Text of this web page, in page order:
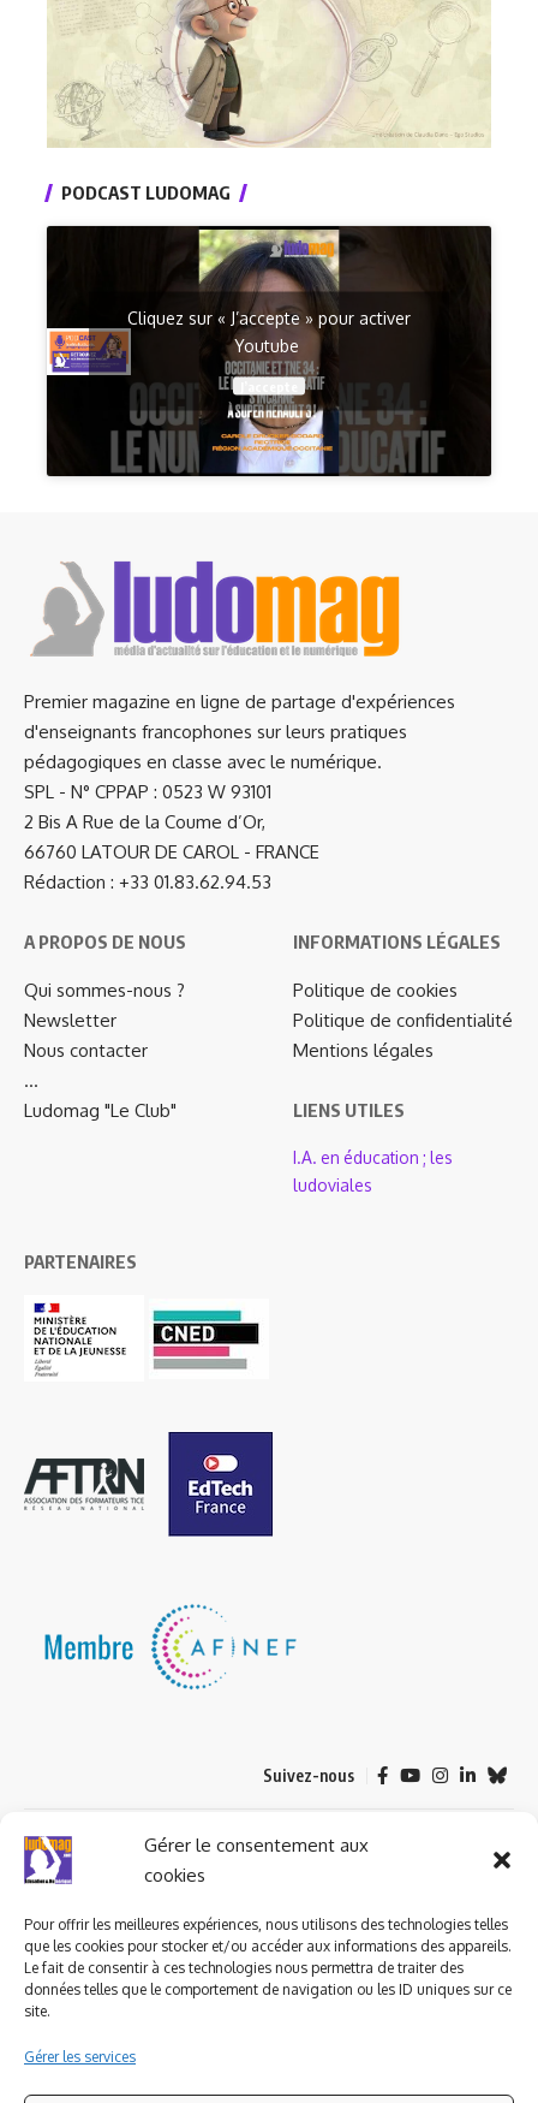
Gérer le consentement aux
cookies
Pour offrir les meilleures expériences, nous utilisons des technologies telles
que les cookies pour stocker et/ou accéder aux informations des appareils.
Le fait de consentir à ces technologies nous permettra de traiter des
données telles que le comportement de navigation ou les ID uniques sur ce
site.
Gérer les services
PODCAST LUDOMAG
Cliquez sur « J’accepte » pour activer
Youtube
Premier magazine en ligne de partage d'expériences
d'enseignants francophones sur leurs pratiques
pédagogiques en classe avec le numérique.
SPL - N° CPPAP : 0523 W 93101
2 Bis A Rue de la Coume d’Or,
66760 LATOUR DE CAROL - FRANCE
Rédaction : +33 01.83.62.94.53
A PROPOS DE NOUS
Qui sommes-nous ?
Newsletter
Nous contacter
…
Ludomag "Le Club"
INFORMATIONS LÉGALES
Politique de cookies
Politique de confidentialité
Mentions légales
LIENS UTILES
I.A. en éducation ; les
ludoviales
PARTENAIRES
Suivez-nous
© 2023 ludomag.com édité et géré par WOOMEET SAS, powered by